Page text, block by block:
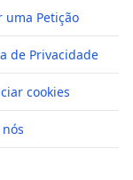
uma Petição
de Privacidade
cookies